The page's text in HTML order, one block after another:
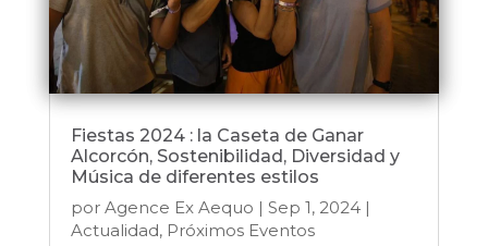
Fiestas 2024 : la Caseta de Ganar
Alcorcón, Sostenibilidad, Diversidad y
Música de diferentes estilos
por Agence Ex Aequo | Sep 1, 2024|
Actualidad, Próximos Eventos